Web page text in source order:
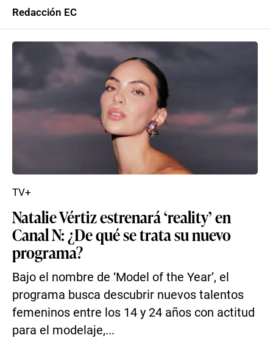
Redacción EC
Natalie Vértiz estrenará ‘reality’ en
Canal N: ¿De qué se trata su nuevo
programa?
Bajo el nombre de ‘Model of the Year’, el
programa busca descubrir nuevos talentos
femeninos entre los 14 y 24 años con actitud
para el modelaje,...
TV+